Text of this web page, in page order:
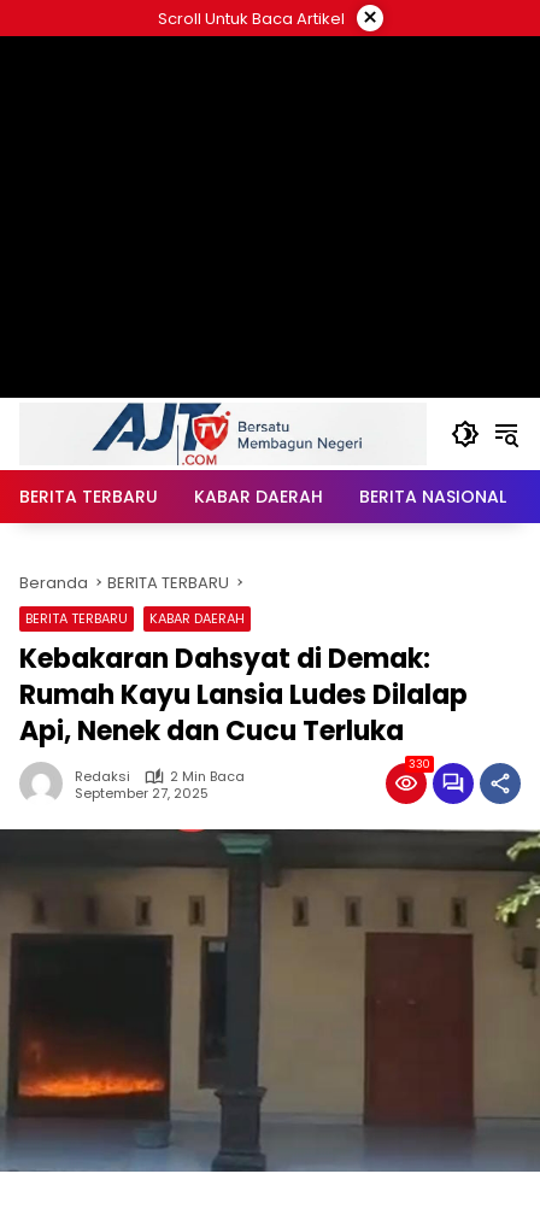
ke
Scroll Untuk Baca Artikel ×
BERITA TERBARU KABAR DAERAH BERITA NASIONAL
Beranda BERITA TERBARU
BERITA TERBARU KABAR DAERAH
Kebakaran Dahsyat di Demak:
Rumah Kayu Lansia Ludes Dilalap
Api, Nenek dan Cucu Terluka
Redaksi
2 Min Baca
September 27, 2025
330